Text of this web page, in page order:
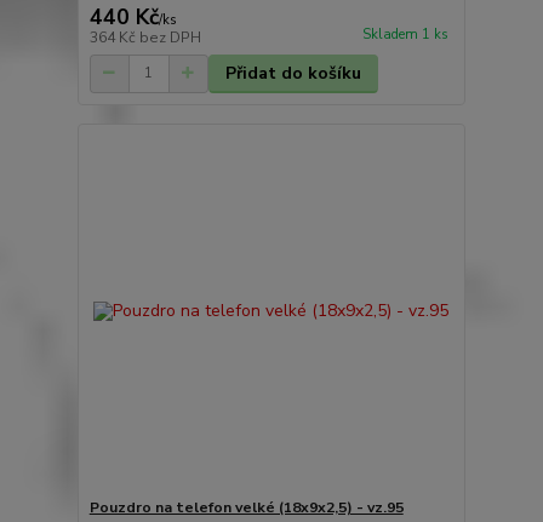
440 Kč/ks
364 Kč bez DPH Skladem 1 ks
Přidat do košíku
Pouzdro na telefon velké (18x9x2,5) - vz.95